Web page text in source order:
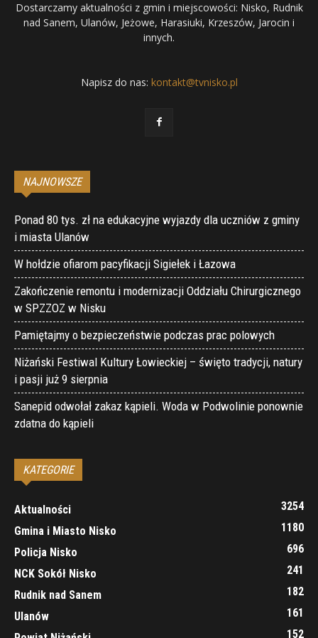
Dostarczamy aktualności z gmin i miejscowości: Nisko, Rudnik
nad Sanem, Ulanów, Jeżowe, Harasiuki, Krzeszów, Jarocin i
innych.
Napisz do nas: kontakt@tvnisko.pl
NAJNOWSZE
Ponad 80 tys. zł na edukacyjne wyjazdy dla uczniów z gminy
i miasta Ulanów
W hołdzie ofiarom pacyfikacji Sigiełek i Łazowa
Zakończenie remontu i modernizacji Oddziału Chirurgicznego
w SPZZOZ w Nisku
Pamiętajmy o bezpieczeństwie podczas prac polowych
Niżański Festiwal Kultury Łowieckiej – święto tradycji, natury
i pasji już 9 sierpnia
Sanepid odwołał zakaz kąpieli. Woda w Podwolinie ponownie
zdatna do kąpieli
KATEGORIE
Aktualności
3254
Gmina i Miasto Nisko
1180
Policja Nisko
696
NCK Sokół Nisko
241
Rudnik nad Sanem
182
Ulanów
161
152